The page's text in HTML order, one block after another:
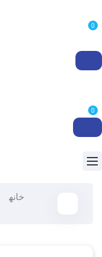
0
0
خانه